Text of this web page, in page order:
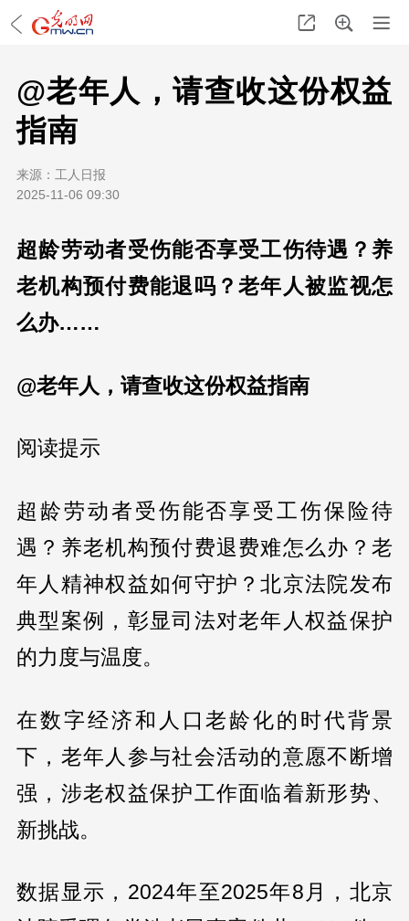
@老年人，请查收这份权益
指南
来源： 工人日报
2025-11-06 09:30
超龄劳动者受伤能否享受工伤待遇？养
老机构预付费能退吗？老年人被监视怎
么办……
@老年人，请查收这份权益指南
阅读提示
超龄劳动者受伤能否享受工伤保险待
遇？养老机构预付费退费难怎么办？老
年人精神权益如何守护？北京法院发布
典型案例，彰显司法对老年人权益保护
的力度与温度。
在数字经济和人口老龄化的时代背景
下，老年人参与社会活动的意愿不断增
强，涉老权益保护工作面临着新形势、
新挑战。
数据显示，2024年至2025年8月，北京